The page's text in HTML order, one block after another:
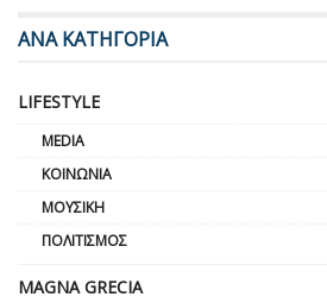
ΑΝΑ ΚΑΤΗΓΟΡΙΑ
LIFESTYLE
MEDIA
ΚΟΙΝΩΝΊΑ
ΜΟΥΣΙΚΉ
ΠΟΛΙΤΙΣΜΌΣ
MAGNA GRECIA